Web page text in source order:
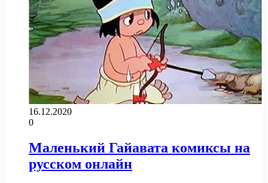
16.12.2020
0
Маленький Гайавата комиксы на
русском онлайн